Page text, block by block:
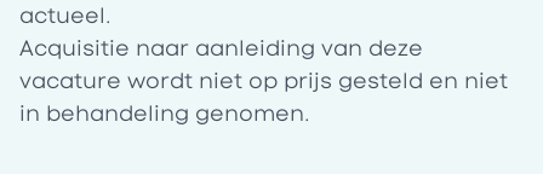
actueel.
Acquisitie naar aanleiding van deze
vacature wordt niet op prijs gesteld en niet
in behandeling genomen.